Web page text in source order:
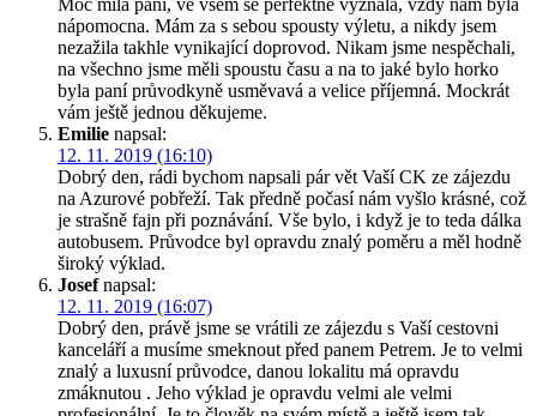
nápomocna. Mám za s sebou spousty výletu, a nikdy jsem
nezažila takhle vynikající doprovod. Nikam jsme nespěchali,
na všechno jsme měli spoustu času a na to jaké bylo horko
byla paní průvodkyně usměvavá a velice příjemná. Mockrát
vám ještě jednou děkujeme.
Emilie napsal:
12. 11. 2019 (16:10)
Dobrý den, rádi bychom napsali pár vět Vaší CK ze zájezdu
na Azurové pobřeží. Tak předně počasí nám vyšlo krásné, což
je strašně fajn při poznávání. Vše bylo, i když je to teda dálka
autobusem. Průvodce byl opravdu znalý poměru a měl hodně
široký výklad.
Josef napsal:
12. 11. 2019 (16:07)
Dobrý den, právě jsme se vrátili ze zájezdu s Vaší cestovni
kanceláří a musíme smeknout před panem Petrem. Je to velmi
znalý a luxusní průvodce, danou lokalitu má opravdu
zmáknutou . Jeho výklad je opravdu velmi ale velmi